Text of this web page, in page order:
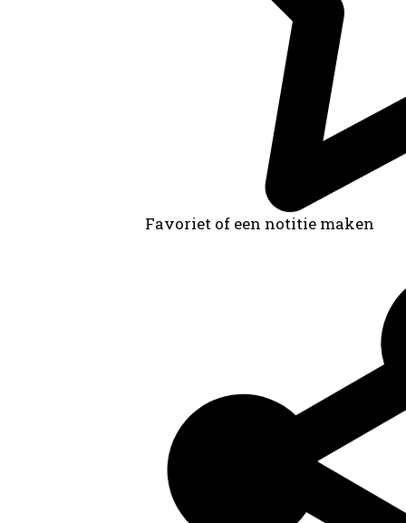
Favoriet of een notitie maken